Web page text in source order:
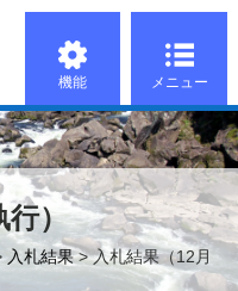
機能 メニュー
行）
入札結果> 入札結果（12月